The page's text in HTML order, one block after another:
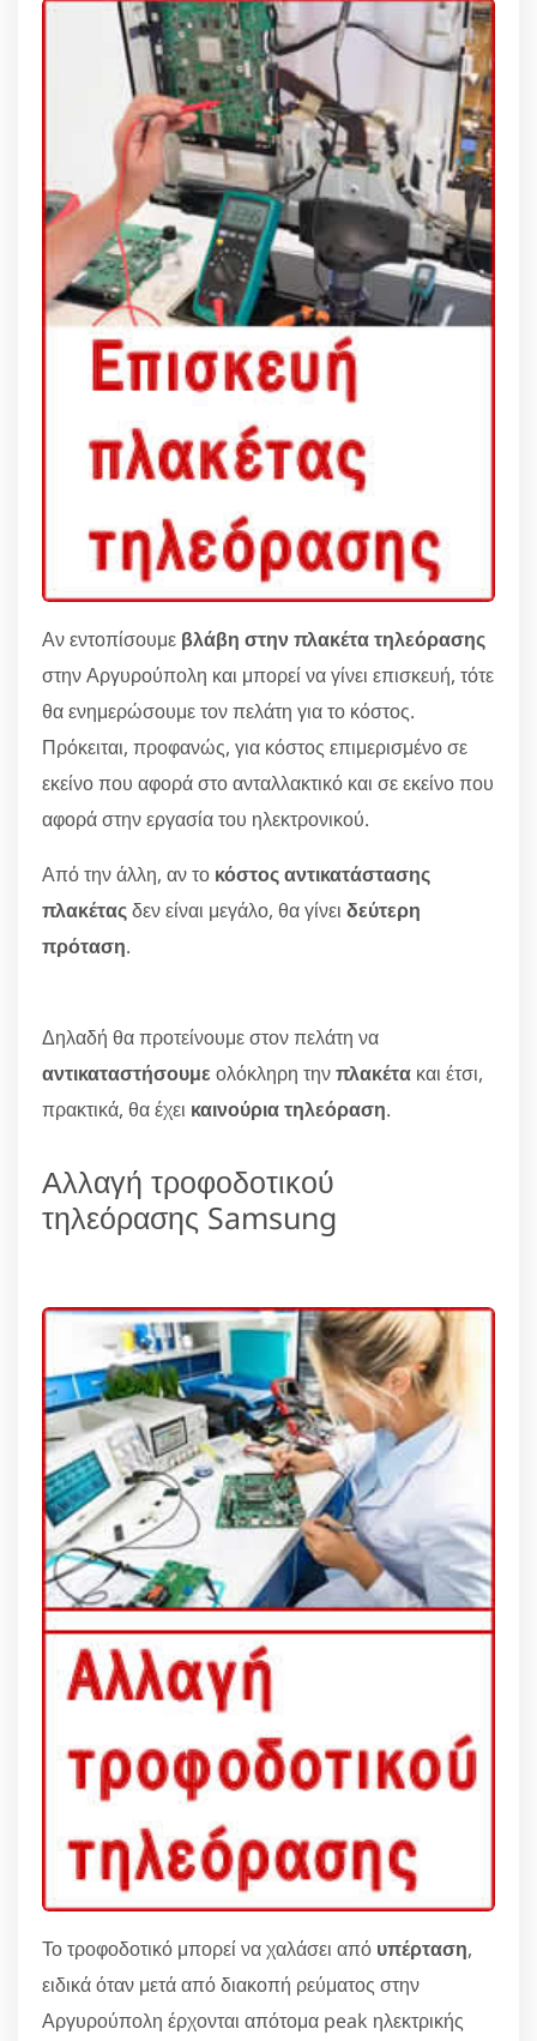
Αν εντοπίσουμε βλάβη στην πλακέτα τηλεόρασης
στην Αργυρούπολη και μπορεί να γίνει επισκευή, τότε
θα ενημερώσουμε τον πελάτη για το κόστος.
Πρόκειται, προφανώς, για κόστος επιμερισμένο σε
εκείνο που αφορά στο ανταλλακτικό και σε εκείνο που
αφορά στην εργασία του ηλεκτρονικού.
Από την άλλη, αν το κόστος αντικατάστασης
πλακέταςδεν είναι μεγάλο, θα γίνει δεύτερη
πρόταση.
Δηλαδή θα προτείνουμε στον πελάτη να
αντικαταστήσουμε ολόκληρη τηνπλακέτα και έτσι,
πρακτικά, θα έχει καινούρια τηλεόραση.
Αλλαγή τροφοδοτικού
τηλεόρασης Samsung
Το τροφοδοτικό μπορεί να χαλάσει από υπέρταση,
ειδικά όταν μετά από διακοπή ρεύματος στην
Αργυρούπολη έρχονται απότομα peak ηλεκτρικής